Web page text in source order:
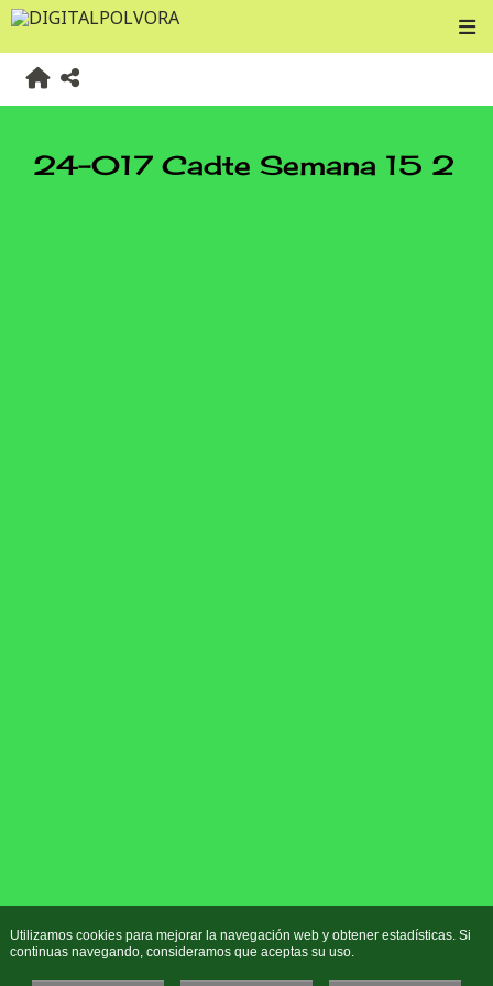
24-017 Cadte Semana 15 2
Utilizamos cookies para mejorar la navegación web y obtener estadísticas. Si
continuas navegando, consideramos que aceptas su uso.